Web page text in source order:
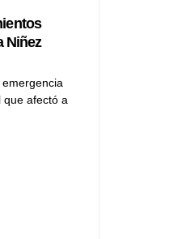
Niñez
que afectó a